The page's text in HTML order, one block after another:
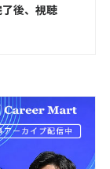
後、視聴